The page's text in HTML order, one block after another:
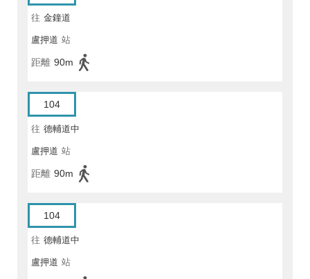
往 金鐘道
盧押道 站
距離 90m
104
往 德輔道中
盧押道 站
距離 90m
104
往 德輔道中
盧押道 站